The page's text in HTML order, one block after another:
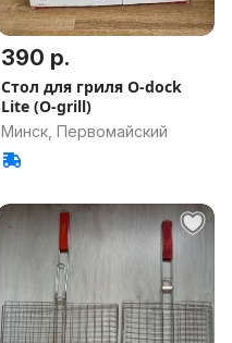
390 р.
Стол для гриля O-dock
Lite (O-grill)
Минск, Первомайский